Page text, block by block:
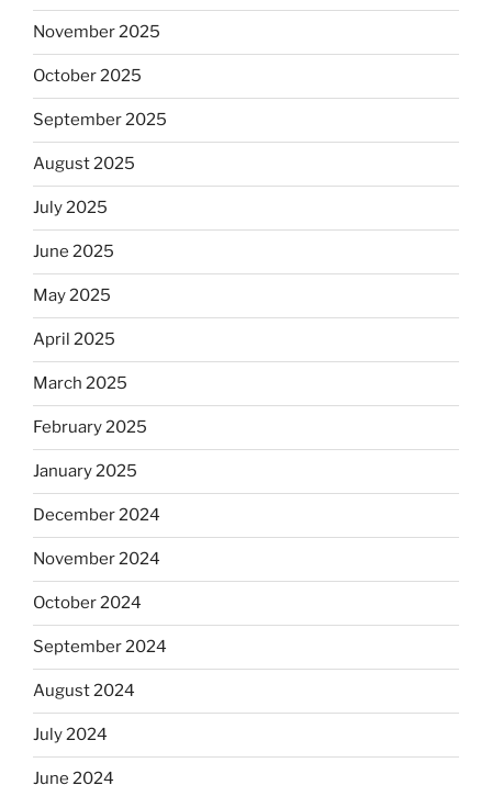
November 2025
October 2025
September 2025
August 2025
July 2025
June 2025
May 2025
April 2025
March 2025
February 2025
January 2025
December 2024
November 2024
October 2024
September 2024
August 2024
July 2024
June 2024